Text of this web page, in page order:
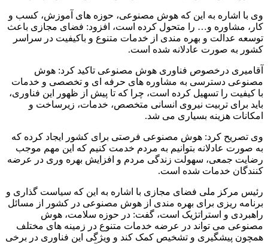
وی با اشاره به این که هوش مصنوعی، حوزه های آموزش، کسب و
کار، مشاوره و… را متحول کرده است، افزود: فضای مجازی باعث
توسعه عدالت و بهره مندی از خدمات متنوع و باکیفیت در سراسر
کشور به صورت عادلانه شده است.
آقامیری درخصوص فناوری هوش مصنوعی تاکید کرد: هوش
مصنوعی دسترسی به مشاوره های حرفه ای و تخصصی و خدمات
با کیفیت را تسهیل کرده است، چرا که تا پیش از ظهور این فناوری،
باید برای تربیت نیروی انسانی متخصص، خدمات، زیرساخت و
امکانات هزینه بسیاری می شد.
وی تصریح کرد: هوش مصنوعی فرصتی برای کشور ایجاد کرده که
به صورت عادلانه بتوانیم به مردم خدمت کنیم که این مهم موجب
رضایت جمعی، سهولت زندگی مردم و افزایش بهره وری در عرضه
کنندگان خدمات شده است.
رئیس مرکز ملی فضای مجازی با اشاره به این که سیاست گذاری و
برنامه ریزی برای بهره مندی از هوش مصنوعی در کشور از مسائل
راهبردی و استراتژیک است، گفت: در حوزه سلامت، هوش
مصنوعی می تواند در عرضه خدمات متنوع در زمینه های مختلف
همچون پیشگیری و تشخیص کمک کند و ویژگی این فناوری در برخی